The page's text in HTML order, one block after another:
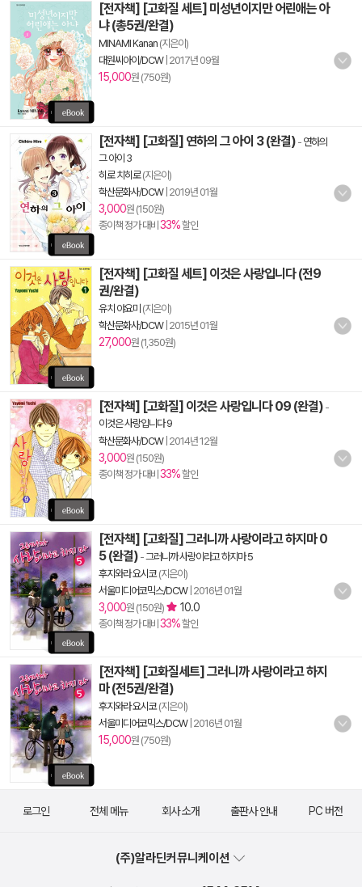
[전자책] [고화질 세트] 미성년이지만 어린애는 아
냐 (총5권/완결)
MINAMI Kanan (지은이)
대원씨아이/DCW| 2017년 09월
15,000원 (750원)
[전자책] [고화질] 연하의 그 아이 3 (완결) - 연하의
그 아이 3
히로 치히로(지은이)
학산문화사/DCW| 2019년 01월
3,000원 (150원)
종이책 정가 대비 33%할인
[전자책] [고화질 세트] 이것은 사랑입니다 (전9
권/완결)
유치 야요미 (지은이)
학산문화사/DCW| 2015년 01월
27,000원 (1,350원)
[전자책] [고화질] 이것은 사랑입니다 09 (완결) -
이것은 사랑입니다 9
학산문화사/DCW| 2014년 12월
3,000원 (150원)
종이책 정가 대비 33%할인
[전자책] [고화질] 그러니까 사랑이라고 하지마 0
5 (완결) -그러니까 사랑이라고 하지마 5
후지와라 요시코(지은이)
서울미디어코믹스/DCW| 2016년 01월
3,000원 (150원) 10.0
종이책 정가 대비 33%할인
[전자책] [고화질세트] 그러니까 사랑이라고 하지
마 (전5권/완결)
후지와라 요시코(지은이)
서울미디어코믹스/DCW| 2016년 01월
15,000원 (750원)
로그인 전체 메뉴 회사 소개 출판사 안내 PC 버전
(주)알라딘커뮤니케이션